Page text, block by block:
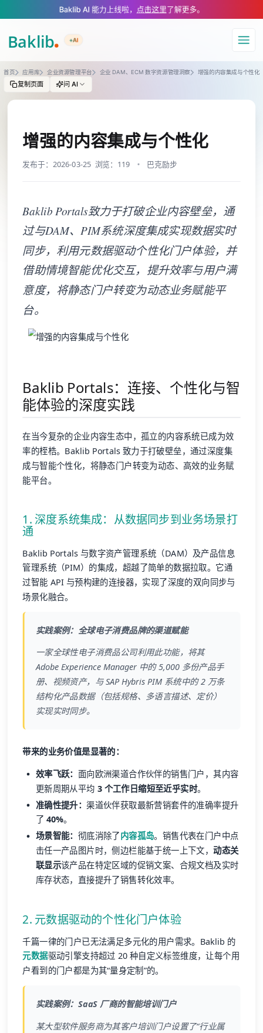
A Markdown version of this page is available at https://
Baklib AI 能力上线啦， 点击这里了解更多。
+AI
导航
首页 应用库 企业资源管理平台 企业 DAM、ECM 数字资源管理洞察 增强的内容集成与个性化
复制页面 问 AI
增强的内容集成与个性化
发布于：2026-03-25 浏览：119 巴克励步
Baklib Portals致力于打破企业内容壁垒，通
过与DAM、PIM系统深度集成实现数据实时
同步，利用元数据驱动个性化门户体验，并
借助情境智能优化交互，提升效率与用户满
意度，将静态门户转变为动态业务赋能平
台。
Baklib Portals：连接、个性化与智
能体验的深度实践
在当今复杂的企业内容生态中，孤立的内容系统已成为效
率的桎梏。Baklib Portals 致力于打破壁垒，通过深度集
成与智能个性化，将静态门户转变为动态、高效的业务赋
能平台。
1. 深度系统集成：从数据同步到业务场景打
通
Baklib Portals 与数字资产管理系统（DAM）及产品信息
管理系统（PIM）的集成，超越了简单的数据拉取。它通
过智能 API 与预构建的连接器，实现了深度的双向同步与
场景化融合。
实践案例：全球电子消费品牌的渠道赋能
一家全球性电子消费品公司利用此功能，将其
Adobe Experience Manager 中的 5,000 多份产品手
册、视频资产，与 SAP Hybris PIM 系统中的 2 万条
结构化产品数据（包括规格、多语言描述、定价）
实现实时同步。
带来的业务价值是显著的：
效率飞跃： 面向欧洲渠道合作伙伴的销售门户，其内容
更新周期从平均 3 个工作日缩短至近乎实时。
准确性提升：渠道伙伴获取最新营销套件的准确率提升
了40%。
场景智能： 彻底消除了内容孤岛。销售代表在门户中点
击任一产品图片时，侧边栏能基于统一上下文，动态关
联显示该产品在特定区域的促销文案、合规文档及实时
库存状态，直接提升了销售转化效率。
2. 元数据驱动的个性化门户体验
千篇一律的门户已无法满足多元化的用户需求。Baklib 的
元数据驱动引擎支持超过 20 种自定义标签维度，让每个用
户看到的门户都是为其“量身定制”的。
实践案例：SaaS 厂商的智能培训门户
某大型软件服务商为其客户培训门户设置了“行业属